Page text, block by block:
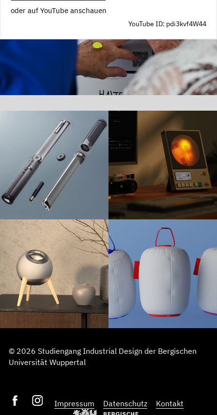
oder auf YouTube anschauen
YouTube ID: pdi3kvf4W44
© 2026 Studiengang Industrial Design der Bergischen
Universität Wuppertal
Impressum Datenschutz Kontakt